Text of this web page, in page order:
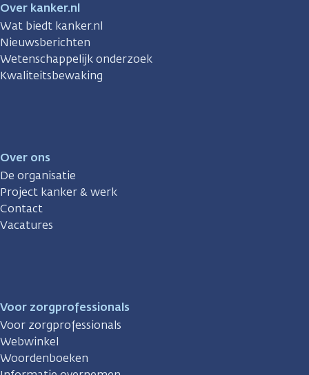
Over kanker.nl
Wat biedt kanker.nl
Nieuwsberichten
Wetenschappelijk onderzoek
Kwaliteitsbewaking
Over ons
De organisatie
Project kanker & werk
Contact
Vacatures
Voor zorgprofessionals
Voor zorgprofessionals
Webwinkel
Woordenboeken